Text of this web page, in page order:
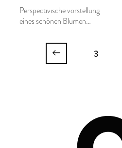
Perspectivische vorstellung
eines schönen Blumen
3